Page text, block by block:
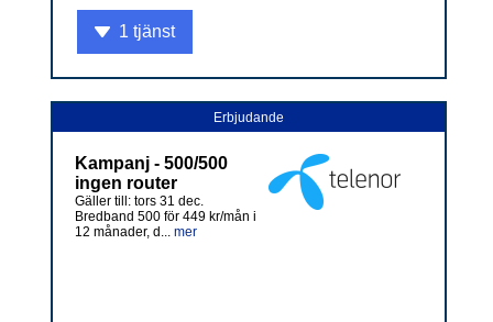
1 tjänst
Erbjudande
Kampanj - 500/500
ingen router
Gäller till: tors 31 dec.
Bredband 500 för 449 kr/mån i
12 månader, d... mer